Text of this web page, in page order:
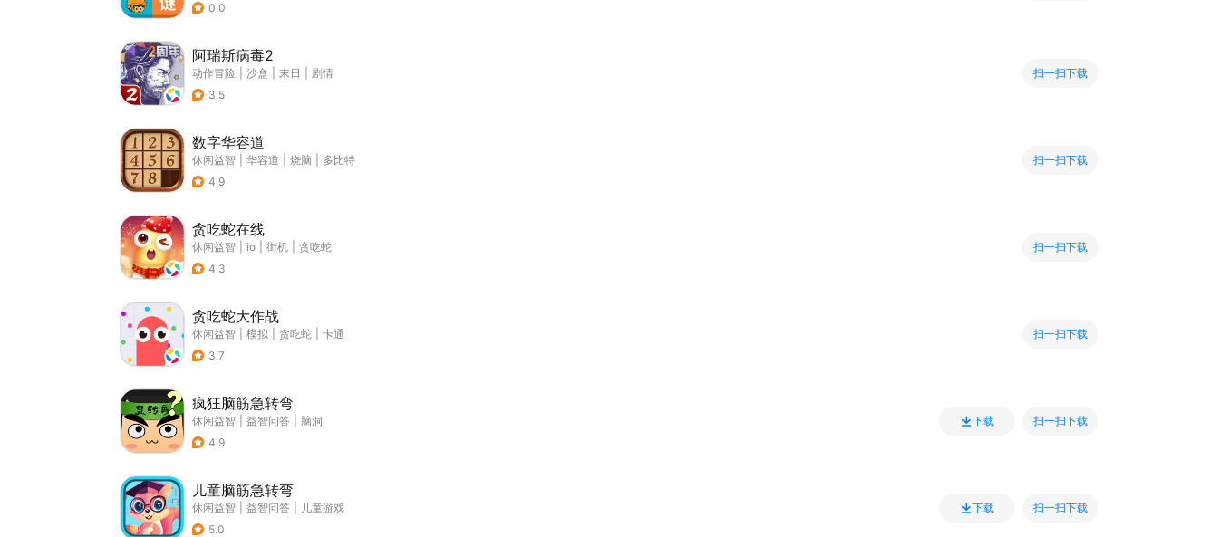
0.0
阿瑞斯病毒2
动作冒险 沙盒 末日
剧情
3.5
扫一扫下载
数字华容道
休闲益智 华容道 烧脑
多比特
4.9
扫一扫下载
贪吃蛇在线
休闲益智 io 街机
贪吃蛇
4.3
扫一扫下载
贪吃蛇大作战
休闲益智 模拟 贪吃蛇
卡通
3.7
扫一扫下载
疯狂脑筋急转弯
休闲益智 益智问答
脑洞
4.9
下载 扫一扫下载
儿童脑筋急转弯
休闲益智 益智问答
儿童游戏
5.0
下载 扫一扫下载